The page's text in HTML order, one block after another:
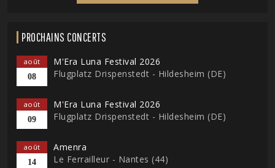
PROCHAINS CONCERTS
août
08
M'Era Luna Festival 2026
Flugplatz Drispenstedt - Hildesheim (DE)
août
09
M'Era Luna Festival 2026
Flugplatz Drispenstedt - Hildesheim (DE)
août
14
Amenra
Le Ferrailleur - Nantes (44)